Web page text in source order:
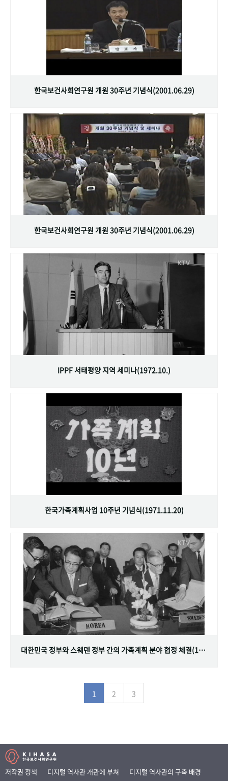
한국보건사회연구원 개원 30주년 기념식(2001.06.29)
한국보건사회연구원 개원 30주년 기념식(2001.06.29)
IPPF 서태평양 지역 세미나(1972.10.)
한국가족계획사업 10주년 기념식(1971.11.20)
대한민국 정부와 스웨덴 정부 간의 가족계획 분야 협정 체결(1968.07.12)
1 2 3
저작권 정책 디지털 역사관 개관에 부쳐
디지털 역사관의 구축 배경